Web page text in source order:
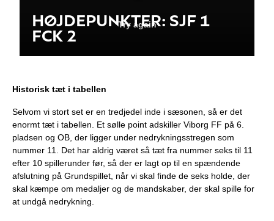
Historisk tæt i tabellen
Selvom vi stort set er en tredjedel inde i sæsonen, så er det
enormt tæt i tabellen. Et sølle point adskiller Viborg FF på 6.
pladsen og OB, der ligger under nedrykningsstregen som
nummer 11. Det har aldrig været så tæt fra nummer seks til 11
efter 10 spillerunder før, så der er lagt op til en spændende
afslutning på Grundspillet, når vi skal finde de seks holde, der
skal kæmpe om medaljer og de mandskaber, der skal spille for
at undgå nedrykning.